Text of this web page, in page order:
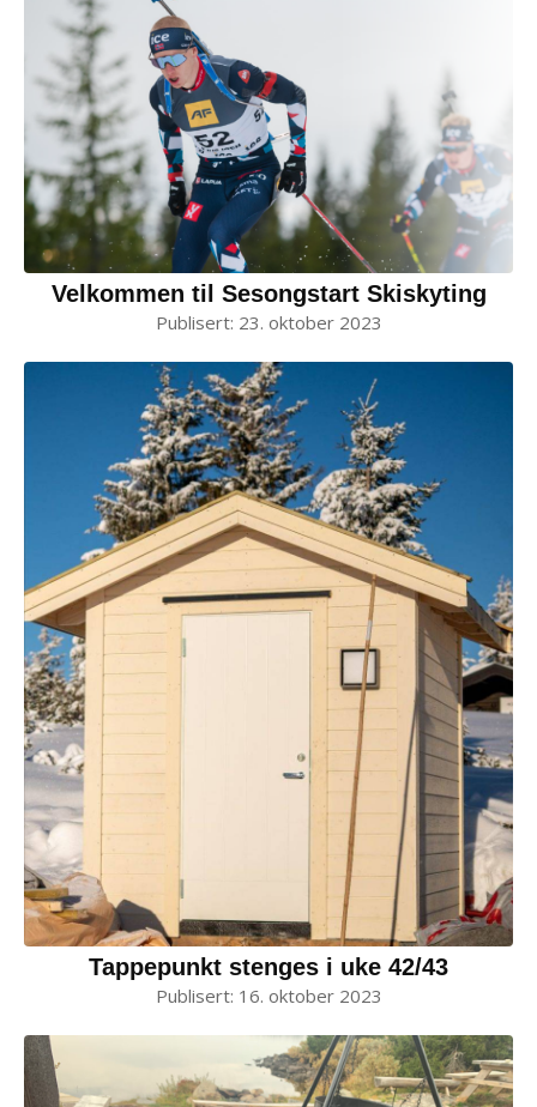
Velkommen til Sesongstart Skiskyting
Publisert: 23. oktober 2023
Tappepunkt stenges i uke 42/43
Publisert: 16. oktober 2023